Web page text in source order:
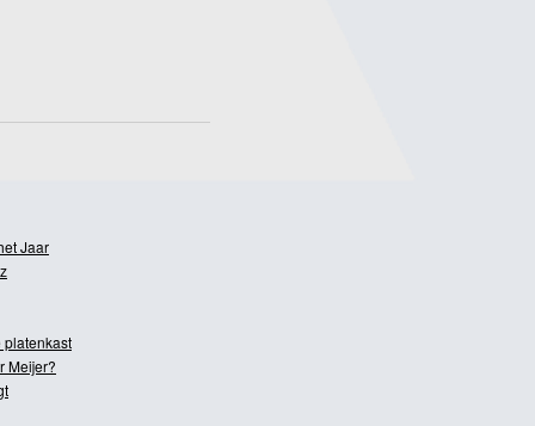
Jaar
platenkast
Meijer?